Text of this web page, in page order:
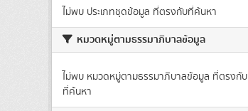
ไม่พบ ประเภทชุดข้อมูล ที่ตรงกับที่ค้นหา
หมวดหมู่ตามธรรมาภิบาลข้อมูล
ไม่พบ หมวดหมู่ตามธรรมาภิบาลข้อมูล ที่ตรงกับ
ที่ค้นหา